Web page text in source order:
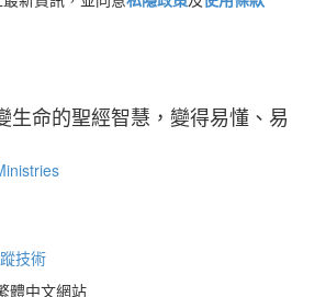
生命的聖經智慧，變得易懂、易
技術
體中文網站